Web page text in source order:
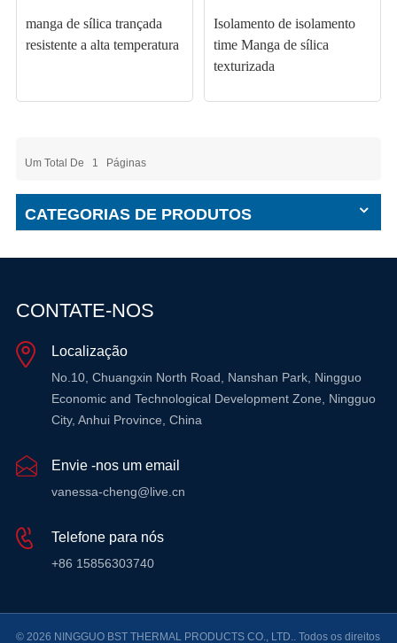
manga de sílica trançada
resistente a alta temperatura
Isolamento de isolamento
time Manga de sílica
texturizada
Um Total De 1 Páginas
CATEGORIAS DE PRODUTOS
CONTATE-NOS
Localização
No.10, Chuangxin North Road, Nanshan Park, Ningguo
Economic and Technological Development Zone, Ningguo
City, Anhui Province, China
Envie -nos um email
vanessa-cheng@live.cn
Telefone para nós
+86 15856303740
© 2026 NINGGUO BST THERMAL PRODUCTS CO., LTD.. Todos os direitos